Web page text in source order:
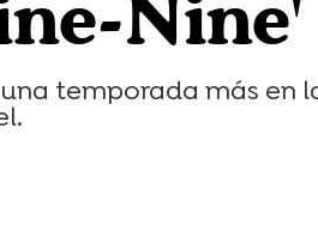
Nine'
temporada más en